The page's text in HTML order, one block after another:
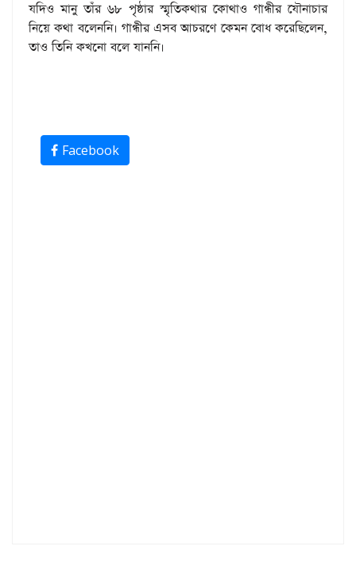
যদিও মানু তাঁর ৬৮ পৃষ্ঠার স্মৃতিকথার কোথাও গান্ধীর যৌনাচার
নিয়ে কথা বলেননি। গান্ধীর এসব আচরণে কেমন বোধ করেছিলেন,
তাও তিনি কখনো বলে যাননি।
Facebook